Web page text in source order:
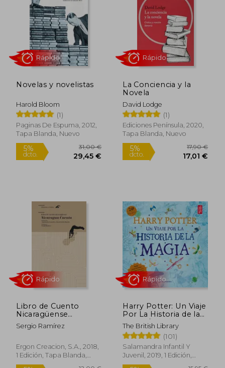
5%
dcto. 21,18 €
5%
dcto.
dcto. dcto.
Novelas y novelistas
Harold Bloom
(1)
Paginas De Espuma, 2012,
Tapa Blanda, Nuevo
La Conciencia y la
Novela
David Lodge
(1)
Ediciones Península, 2020,
Tapa Blanda, Nuevo
Libro de Cuento
Nicaragüense
Nicaragua Cuenta
Sergio Ramírez
Ergon Creacion, S.A., 2018,
1 Edición, Tapa Blanda,
Nuevo
Harry Potter: Un Viaje
Por La Historia de la
Magia / Harry Potter:
A History of Magic =
Harry Potter
The British Library
(101)
Salamandra Infantil Y
Juvenil, 2019, 1 Edición,
Tapa Blanda, Nuevo